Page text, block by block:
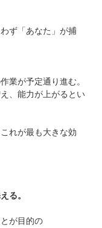
ず「あなた」が捕
業が予定通り進む。
、能力が上がるとい
れが最も大きな効
る。
が目的の